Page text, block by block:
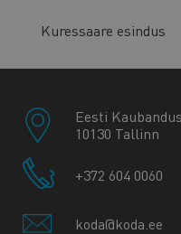
Kuressaare esindus
Eesti
10130 Tallinn
+372 604 0060
koda@koda.ee